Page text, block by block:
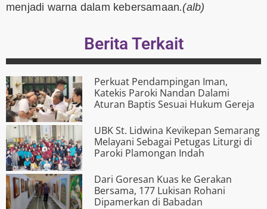
menjadi warna dalam kebersamaan.(alb)
Berita Terkait
Perkuat Pendampingan Iman,
Katekis Paroki Nandan Dalami
Aturan Baptis Sesuai Hukum Gereja
UBK St. Lidwina Kevikepan Semarang
Melayani Sebagai Petugas Liturgi di
Paroki Plamongan Indah
Dari Goresan Kuas ke Gerakan
Bersama, 177 Lukisan Rohani
Dipamerkan di Babadan